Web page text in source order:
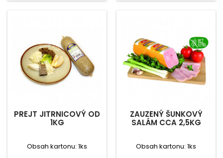
PREJT JITRNICOVÝ OD
1KG
Obsah kartonu: 1ks
ZAUZENÝ ŠUNKOVÝ
SALÁM CCA 2,5KG
Obsah kartonu: 1ks